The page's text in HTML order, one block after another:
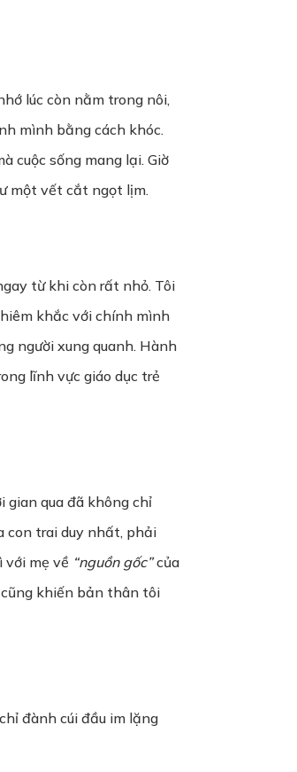
lúc còn nằm trong nôi,
mình bằng cách khóc.
cuộc sống mang lại. Giờ
một vết cắt ngọt lịm.
từ khi còn rất nhỏ. Tôi
khắc với chính mình
người xung quanh. Hành
lĩnh vực giáo dục trẻ
gian qua đã không chỉ
con trai duy nhất, phải
với mẹ về “nguồn gốc”của
cũng khiến bản thân tôi
đành cúi đầu im lặng